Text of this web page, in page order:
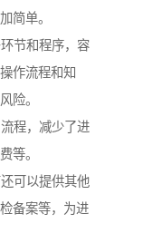
简单。
节和程序，容
作流程和知
险。
程，减少了进
等。
可以提供其他
备案等，为进